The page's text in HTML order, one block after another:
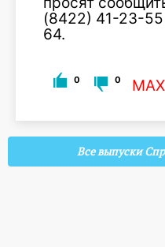
(8422) 41-23-
64.
0 0 MAX
Все выпуски